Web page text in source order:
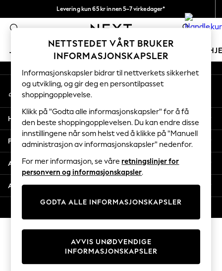
Levering kun 65 kr innen 5–7 virkedager*
Vi betaler alle tollavgifter 0
JENTER GUTTER BABY KVINNER
GIRLS
New In
50 - 92cm
98 - 110cm
116 - 134cm
140 - 174cm
Trending: Top & Short Sets
Trending: Clogs
Toy Story
THE SET
Coats & Jackets
Sweatshirts & Hoodies
Knitwear
Cardigans
Dresses
Sets & Outfits
An error occurred on client
Våre sosiale nettverk
Min konto
Logg inn på kontoen din
Hjelp
Personvern & Juridisk
Avdelinger
Andre tjenester
NETTSTEDET VÅRT BRUKER
INFORMASJONSKAPSLER
Informasjonskapsler bidrar til nettverkets sikkerhet
og utvikling, og gir deg en persontilpasset
shoppingopplevelse.
Klikk på "Godta alle informasjonskapsler" for å få
den beste shoppingopplevelsen. Du kan endre disse
innstillingene når som helst ved å klikke på "Manuell
administrasjon av informasjonskapsler" nedenfor.
For mer informasjon, se våre retningslinjer for
personvern og informasjonskapsler.
GODTA ALLE INFORMASJONSKAPSLER
AVVIS UNØDVENDIGE
INFORMASJONSKAPSLER